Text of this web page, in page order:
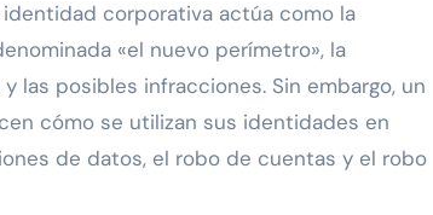
«el nuevo perímetro», la
las posibles infracciones. Sin embargo, un
cómo se utilizan sus identidades en
de datos, el robo de cuentas y el robo